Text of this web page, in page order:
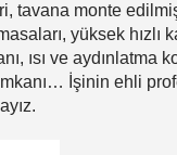
tavana monte
yüksek
ısı ve aydınlatma
İşinin ehli